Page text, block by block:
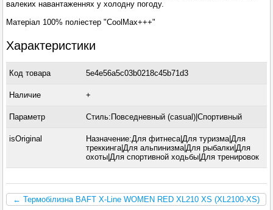
валеких навантаженнях у холодну погоду.
Матеріал 100% поліестер "CoolMax+++"
Характеристики
Код товара 5e4e56a5c03b0218c45b71d3
Наличие +
Параметр Стиль:Повседневный (casual)|Спортивный
isOriginal
Назначение:Для фитнеса|Для туризма|Для
треккинга|Для альпинизма|Для рыбалки|Для
охоты|Для спортивной ходьбы|Для тренировок
← Термобілизна BAFT X-Line WOMEN RED XL210 XS (XL2100-XS)